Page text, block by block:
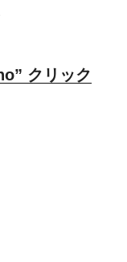
クリック